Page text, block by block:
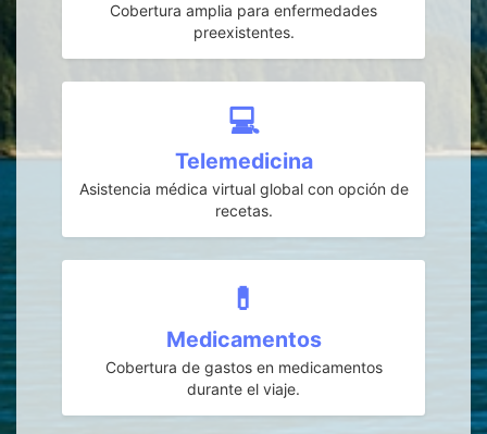
Cobertura amplia para enfermedades
preexistentes.
💻
Telemedicina
Asistencia médica virtual global con opción de
recetas.
💊
Medicamentos
Cobertura de gastos en medicamentos
durante el viaje.